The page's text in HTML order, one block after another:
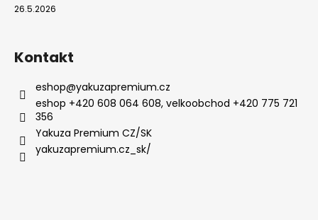
26.5.2026
Kontakt
eshop@yakuzapremium.cz
eshop +420 608 064 608, velkoobchod +420 775 721
356
Yakuza Premium CZ/SK
yakuzapremium.cz_sk/